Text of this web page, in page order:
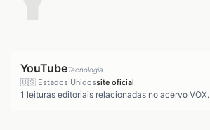
YouTubeTecnologia
🇺🇸 Estados Unidossite oficial
1 leituras editoriais relacionadas no acervo VOX.